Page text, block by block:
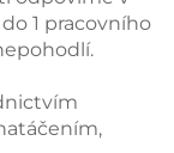
1 pracovního